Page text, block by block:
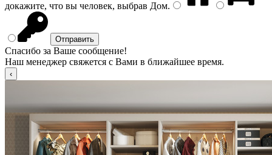
докажите, что вы человек, выбрав Дом.
Спасибо за Ваше сообщение!
Наш менеджер свяжется с Вами в ближайшее время.